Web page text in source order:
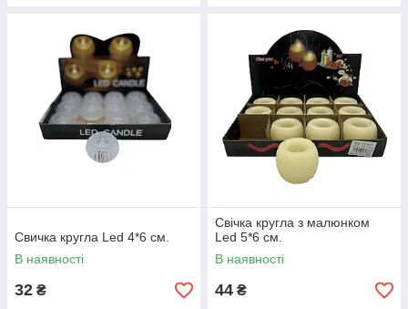
Свичка кругла Led 4*6 см.
В наявності
32 ₴
Свічка кругла з малюнком
Led 5*6 см.
В наявності
44 ₴